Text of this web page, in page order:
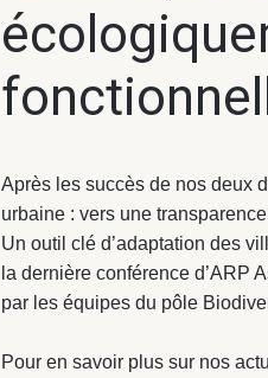
Après les succès de nos deux
urbaine : vers une
Un outil clé d’adaptation des
la dernière conférence d’ARP
par les équipes du pôle
Pour en savoir plus sur nos